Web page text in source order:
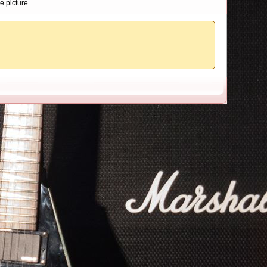
picture.